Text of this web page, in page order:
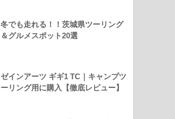
冬でも走れる！！茨城県ツーリング
＆グルメスポット20選
ゼインアーツ ギギ1 TC｜キャンプツ
ーリング用に購入【徹底レビュー】